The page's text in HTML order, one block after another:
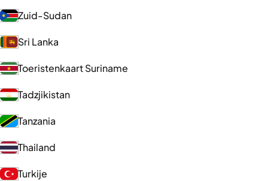
Zuid-Sudan
Sri Lanka
Toeristenkaart Suriname
Tadzjikistan
Tanzania
Thailand
Turkije